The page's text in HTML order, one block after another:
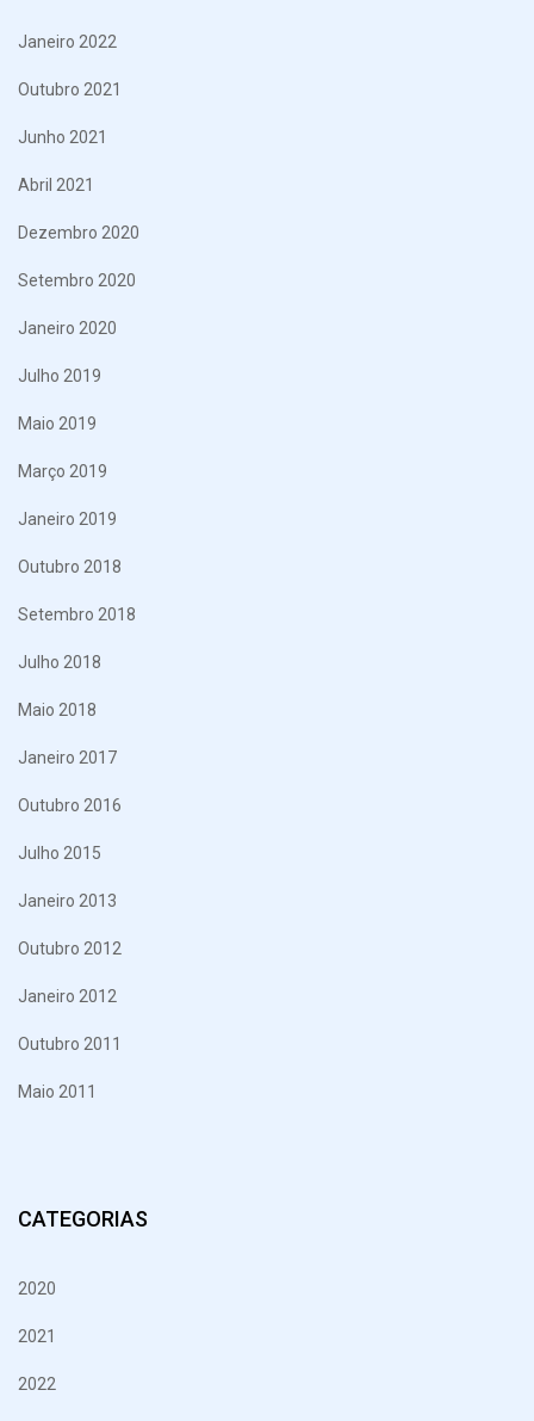
Janeiro 2022
Outubro 2021
Junho 2021
Abril 2021
Dezembro 2020
Setembro 2020
Janeiro 2020
Julho 2019
Maio 2019
Março 2019
Janeiro 2019
Outubro 2018
Setembro 2018
Julho 2018
Maio 2018
Janeiro 2017
Outubro 2016
Julho 2015
Janeiro 2013
Outubro 2012
Janeiro 2012
Outubro 2011
Maio 2011
CATEGORIAS
2020
2021
2022